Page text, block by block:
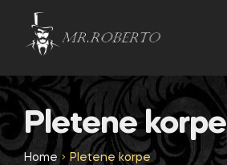
Pletene korpe
Home Pletene korpe